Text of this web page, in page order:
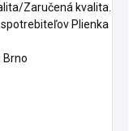
Zaručená kvalita.
spotrebiteľov Plienka
Brno